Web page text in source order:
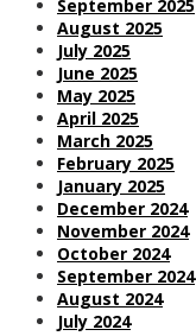
September 2025
August 2025
July 2025
June 2025
May 2025
April 2025
March 2025
February 2025
January 2025
December 2024
November 2024
October 2024
September 2024
August 2024
July 2024